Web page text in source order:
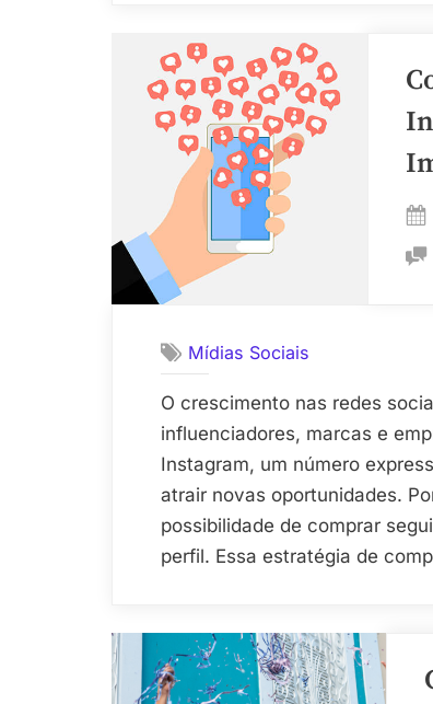
Mídias Sociais
O crescimento nas redes
influenciadores, marcas e
Instagram, um número
atrair novas oportunidades.
possibilidade de comprar
perfil. Essa estratégia de